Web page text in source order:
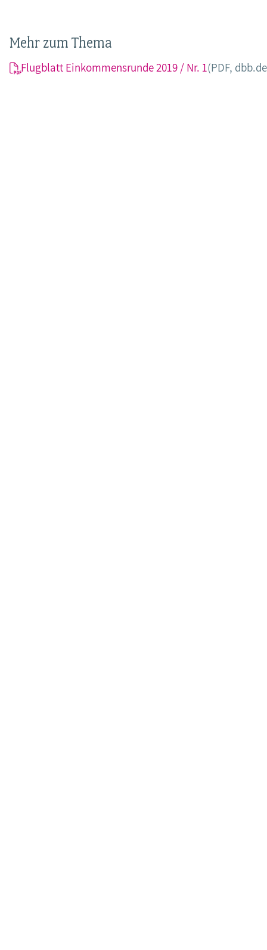
Mehr zum Thema
Flugblatt Einkommensrunde 2019 / Nr. 1(PDF,